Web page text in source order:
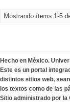
Mostrando ítems 1-5
Hecho en México.
Este es un portal
distintos sitios web,
los textos como de las
Sitio administrado por la